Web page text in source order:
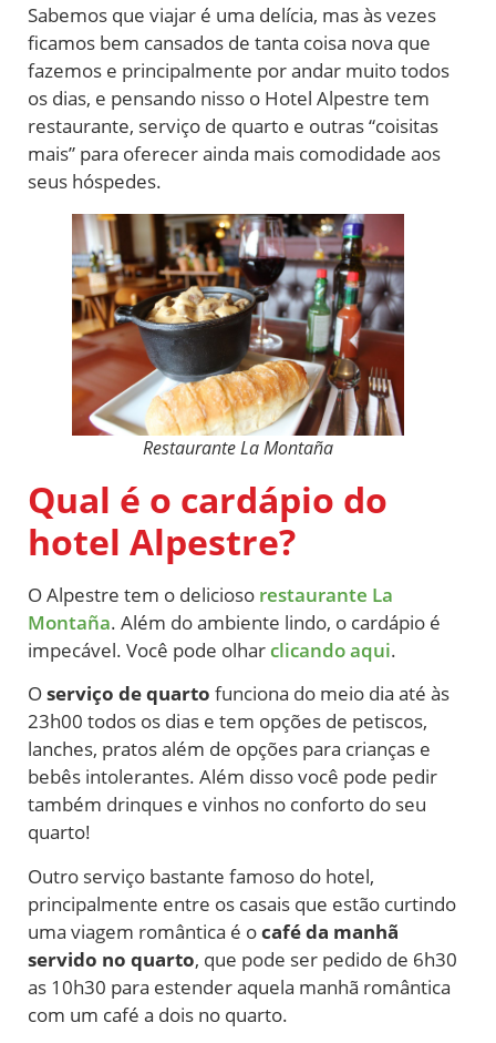
Sabemos que viajar é uma delícia, mas às vezes
ficamos bem cansados de tanta coisa nova que
fazemos e principalmente por andar muito todos
os dias, e pensando nisso o Hotel Alpestre tem
restaurante, serviço de quarto e outras “coisitas
mais” para oferecer ainda mais comodidade aos
seus hóspedes.
Restaurante La Montaña
Qual é o cardápio do
hotel Alpestre?
O Alpestre tem o delicioso restaurante La
Montaña. Além do ambiente lindo, o cardápio é
impecável. Você pode olharclicando aqui.
Oserviço de quarto funciona do meio dia até às
23h00 todos os dias e tem opções de petiscos,
lanches, pratos além de opções para crianças e
bebês intolerantes. Além disso você pode pedir
também drinques e vinhos no conforto do seu
quarto!
Outro serviço bastante famoso do hotel,
principalmente entre os casais que estão curtindo
uma viagem romântica é ocafé da manhã
servido no quarto, que pode ser pedido de 6h30
as 10h30 para estender aquela manhã romântica
com um café a dois no quarto.